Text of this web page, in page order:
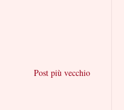
Post più vecchio